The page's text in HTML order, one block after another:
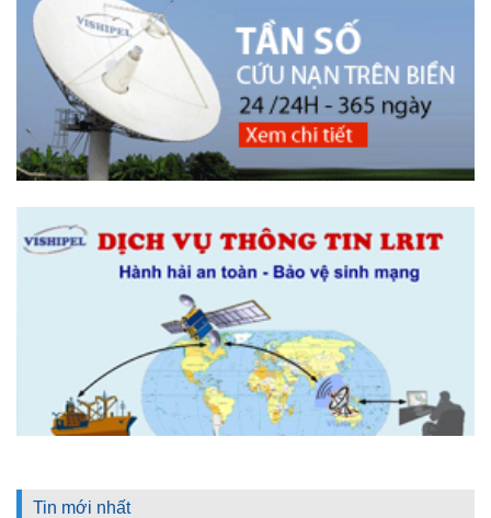
Tin mới nhất